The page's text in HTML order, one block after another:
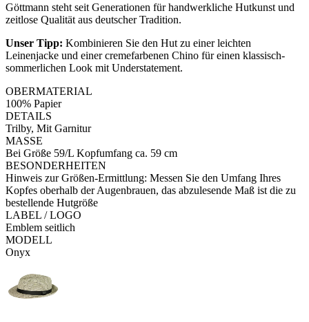
Göttmann steht seit Generationen für handwerkliche Hutkunst und
zeitlose Qualität aus deutscher Tradition.
Unser Tipp: Kombinieren Sie den Hut zu einer leichten
Leinenjacke und einer cremefarbenen Chino für einen klassisch-
sommerlichen Look mit Understatement.
OBERMATERIAL
100% Papier
DETAILS
Trilby, Mit Garnitur
MASSE
Bei Größe 59/L Kopfumfang ca. 59 cm
BESONDERHEITEN
Hinweis zur Größen-Ermittlung: Messen Sie den Umfang Ihres
Kopfes oberhalb der Augenbrauen, das abzulesende Maß ist die zu
bestellende Hutgröße
LABEL / LOGO
Emblem seitlich
MODELL
Onyx